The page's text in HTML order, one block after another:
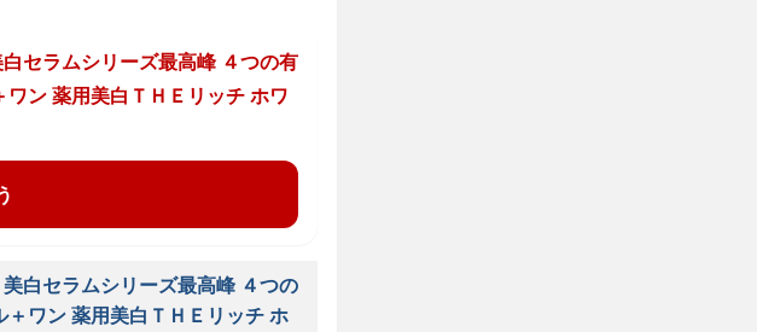
セラムシリーズ最高峰 ４つの有
ン 薬用美白ＴＨＥリッチ ホワ
白セラムシリーズ最高峰 ４つの
ワン 薬用美白ＴＨＥリッチ ホ